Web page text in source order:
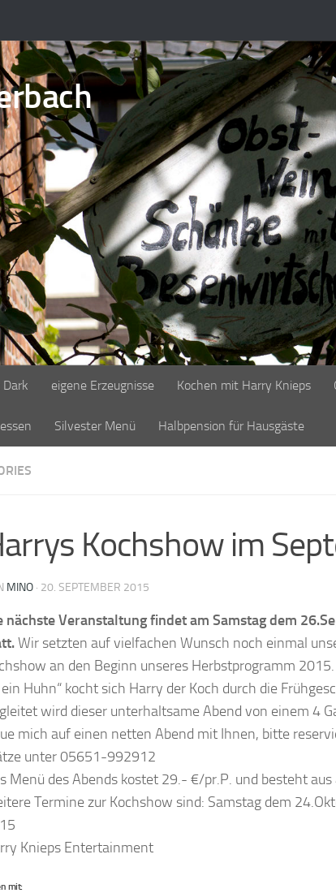
eigene Erzeugnisse Kochen mit Harry Knieps
Silvester Menü Halbpension für Hausgäste
Kochshow im
MINO · 20. SEPTEMBER 2015
nächste Veranstaltung findet am Samstag dem
Wir setzten auf vielfachen Wunsch noch einmal
an den Beginn unseres Herbstprogramm
Huhn“ kocht sich Harry der Koch durch die
wird dieser unterhaltsame Abend von einem 4
mich auf einen netten Abend mit Ihnen, bitte
unter 05651-992912
Menü des Abends kostet 29.- €/pr.P. und besteht aus
Termine zur Kochshow sind: Samstag dem
Knieps Entertainment
mit: